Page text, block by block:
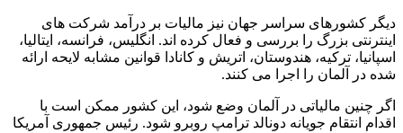
دیگر کشورهای سراسر جهان نیز مالیات بر درآمد شرکت های
اینترنتی بزرگ را بررسی و فعال کرده اند. انگلیس، فرانسه، ایتالیا،
اسپانیا، ترکیه، هندوستان، اتریش و کانادا قوانین مشابه لایحه ارائه
شده در آلمان را اجرا می کنند.
اگر چنین مالیاتی در آلمان وضع شود، این کشور ممکن است با
اقدام انتقام جویانه دونالد ترامپ روبرو شود. رئیس جمهوری آمریکا